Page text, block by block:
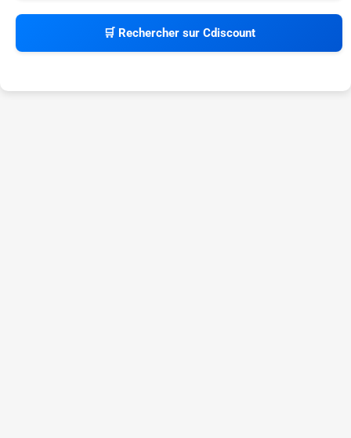
🛒 Rechercher sur Cdiscount